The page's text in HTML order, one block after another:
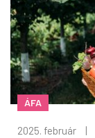
ÁFA
2025. február |